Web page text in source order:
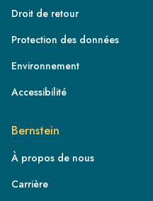
Droit de retour
Protection des données
Environnement
Accessibilité
Bernstein
À propos de nous
Carrière
IE
IT
NL